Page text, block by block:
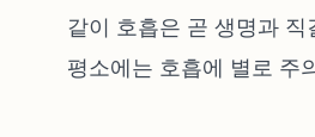
같이 호흡은 곧 생명과 직
평소에는 호흡에 별로 주